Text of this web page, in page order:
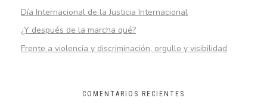
Día Internacional de la Justicia Internacional
¿Y después de la marcha qué?
Frente a violencia y discriminación, orgullo y visibilidad
COMENTARIOS RECIENTES